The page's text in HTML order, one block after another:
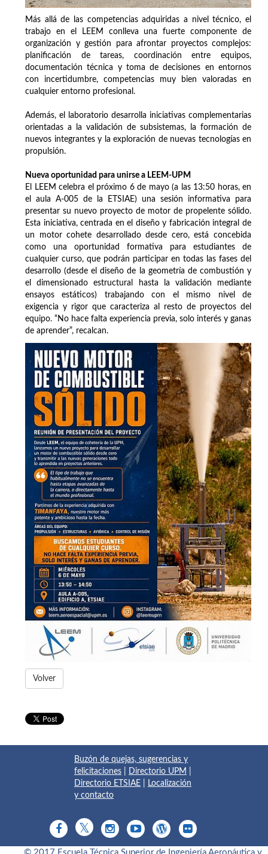
Más allá de las competencias adquiridas a nivel técnico, el
trabajo en el LEEM conlleva una fuerte componente de
organización y gestión para afrontar proyectos complejos:
planificación de tareas, coordinación entre equipos,
documentación técnica y toma de decisiones en entornos
con incertidumbre, competencias muy bien valoradas en
cualquier entorno profesional.
Además, el laboratorio desarrolla iniciativas complementarias
orientadas a la validación de subsistemas, la formación de
nuevos integrantes y la exploración de nuevas tecnologías en
propulsión.
Nueva oportunidad para unirse a LEEM-UPM
El LEEM celebra el próximo 6 de mayo (a las 13:50 horas, en
el aula A-005 de la ETSIAE) una sesión informativa para
presentar su nuevo proyecto de motor de propelente sólido.
Esta iniciativa, centrada en el diseño y fabricación integral de
un motor cohete desarrollado desde cero, está concebida
como una oportunidad formativa para estudiantes de
cualquier curso, que podrán participar en todas las fases del
desarrollo (desde el diseño de la geometría de combustión y
el dimensionado estructural hasta la validación mediante
ensayos estáticos) trabajando con el mismo nivel de
exigencia y rigor que caracteriza al resto de proyectos del
equipo. “No hace falta experiencia previa, solo interés y ganas
de aprender”, recalcan.
Volver
Buzón de quejas, sugerencias y
felicitaciones
Directorio UPM
Directorio ETSIAE
Localización
y contacto